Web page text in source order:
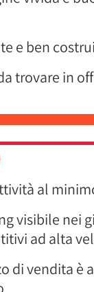
e ben
trovare in
al
visibile nei
ad alta
di vendita è